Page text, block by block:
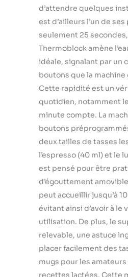
d’attendre quelques
est d’ailleurs l’un de
seulement 25
Thermoblock amène
idéale, signalant par un
boutons que la machine
Cette rapidité est un
quotidien, notamment
minute compte. La
boutons
deux tailles de tasses
l’espresso (40 ml) et le
est pensé pour être
d’égouttement
peut accueillir jusqu’à
évitant ainsi d’avoir à le
utilisation. De plus, le
relevable, une astuce
placer facilement des
mugs pour les
recettes lactées. Cette